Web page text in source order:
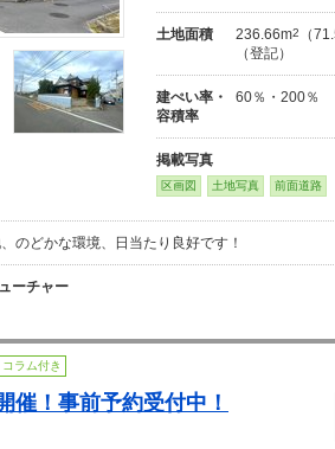
土地面積 236.66m2
（
（登記）
建ぺい率・
容積率
60％・200％
掲載写真
区画図 土地写真 前面道路
のどかな環境、日当たり良好です！
ーチャー
コラム付き
催！事前予約受付中！